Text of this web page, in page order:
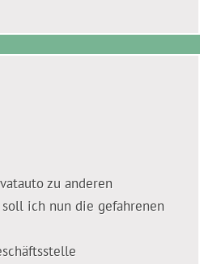
zu anderen
ich nun die gefahrenen